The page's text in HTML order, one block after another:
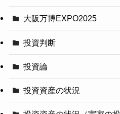
大阪万博EXPO2025
投資判断
投資論
投資資産の状況